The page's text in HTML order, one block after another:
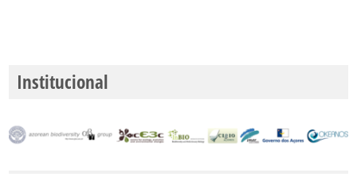
Institucional